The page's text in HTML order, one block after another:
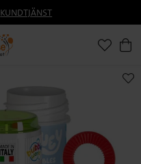
KUNDTJÄNST